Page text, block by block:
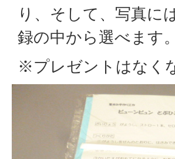
り、そして、写真に
録の中から選べます。
※プレゼントはなく